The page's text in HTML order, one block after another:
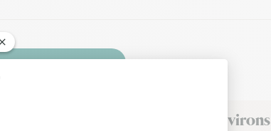
Faire livrer des fleurs
à Chambois et dans ses environs